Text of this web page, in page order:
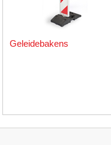
Geleidebakens